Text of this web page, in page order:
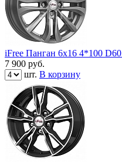
iFree Панган 6x16 4*100
7 900 руб.
шт. В корзину